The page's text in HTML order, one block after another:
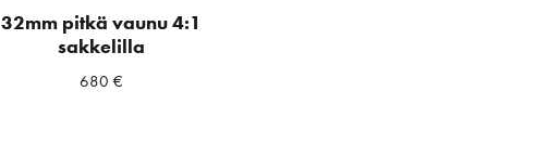
32mm pitkä vaunu 4:1
sakkelilla
680 €